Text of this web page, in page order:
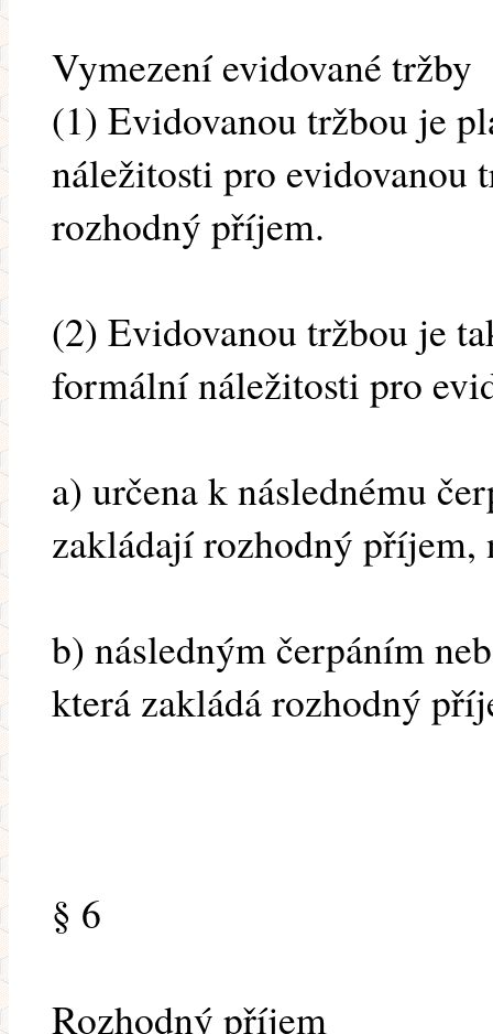
Vymezení evidované tržby
(1) Evidovanou tržbou je
náležitosti pro evidovanou
rozhodný příjem.
(2) Evidovanou tržbou je
formální náležitosti pro
a) určena k následnému
zakládají rozhodný příjem,
b) následným čerpáním
která zakládá rozhodný
§ 6
Rozhodný příjem